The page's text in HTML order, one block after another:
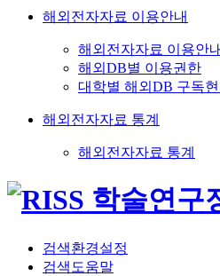
해외전자자료 이용안내
해외전자자료 이용안내
해외DB별 이용권한
대학별 해외DB 구독
해외전자자료 통계
해외전자자료 통계
검색환경설정
검색도움말